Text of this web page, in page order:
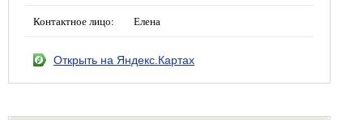
Контактное лицо: Елена
Открыть на Яндекс.Картах